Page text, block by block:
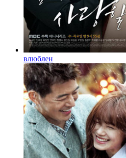
влюблен